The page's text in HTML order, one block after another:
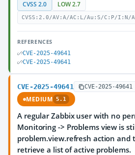
CVSS 2.0 LOW 2.7
CVSS:2.0/AV:A/AC:L/Au:S/C:P/I:N/
REFERENCES
CVE-2025-49641
CVE-2025-49641
CVE-2025-49641 CVE-2025-49641
MEDIUM 5.1
A regular Zabbix user with no
Monitoring -> Problems view is
problem.view.refresh action and
retrieve a list of active problems.